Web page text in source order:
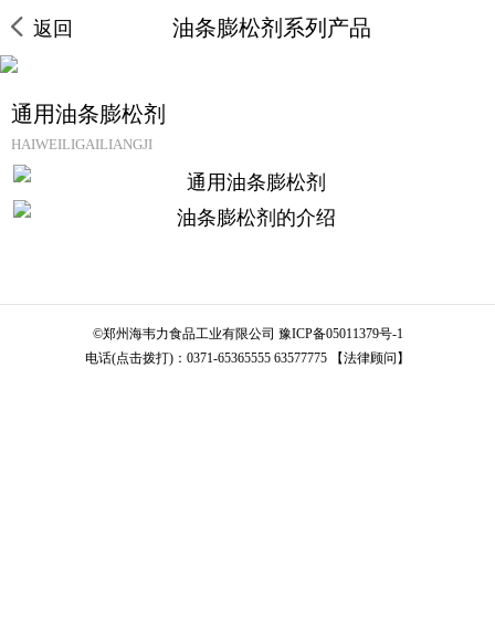
返回 油条膨松剂系列产品
通用油条膨松剂
HAIWEILIGAILIANGJI
©郑州海韦力食品工业有限公司 豫ICP备05011379号-1
电话(点击拨打)： 0371-65365555 63577775 【法律顾问】